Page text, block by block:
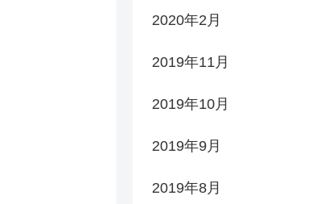
2020年2月
2019年11月
2019年10月
2019年9月
2019年8月